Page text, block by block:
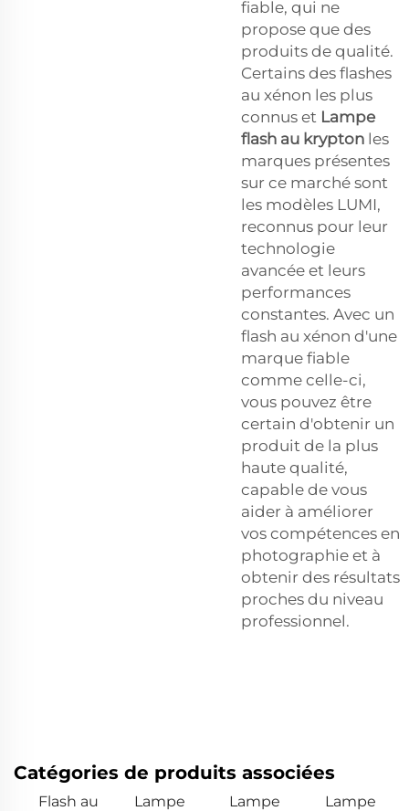
fiable, qui ne
propose que des
produits de qualité.
Certains des flashes
au xénon les plus
connus et Lampe
flash au krypton les
marques présentes
sur ce marché sont
les modèles LUMI,
reconnus pour leur
technologie
avancée et leurs
performances
constantes. Avec un
flash au xénon d'une
marque fiable
comme celle-ci,
vous pouvez être
certain d'obtenir un
produit de la plus
haute qualité,
capable de vous
aider à améliorer
vos compétences en
photographie et à
obtenir des résultats
proches du niveau
professionnel.
Catégories de produits associées
Flash au
Lampe
Lampe
Lampe